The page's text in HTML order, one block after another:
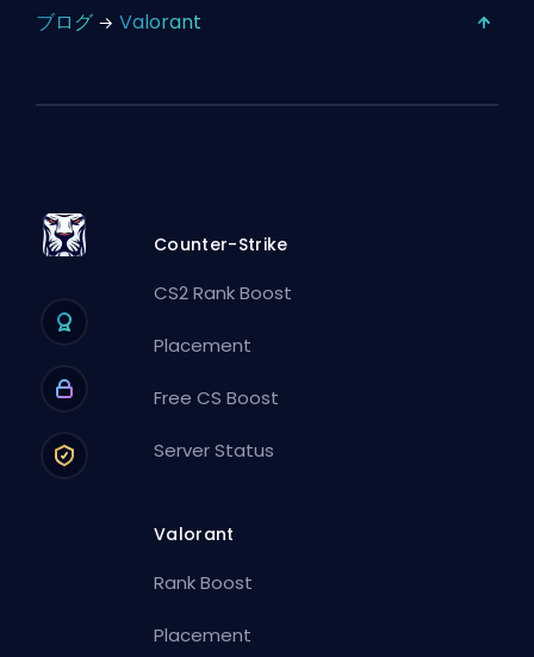
ブログ Valorant
Counter-Strike
CS2 Rank Boost
Placement
Free CS Boost
Server Status
Valorant
Rank Boost
Placement